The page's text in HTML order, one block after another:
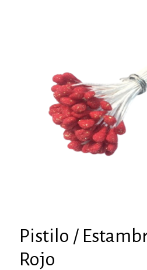
Pistilo /
Rojo